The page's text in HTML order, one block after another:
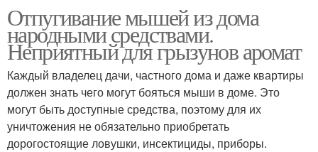
Отпугивание мышей из дома
народными средствами.
Неприятный для грызунов аромат
Каждый владелец дачи, частного дома и даже квартиры
должен знать чего могут бояться мыши в доме. Это
могут быть доступные средства, поэтому для их
уничтожения не обязательно приобретать
дорогостоящие ловушки, инсектициды, приборы.